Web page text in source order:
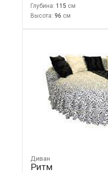
Глубина: 115
Высота: 96
Диван
Ритм